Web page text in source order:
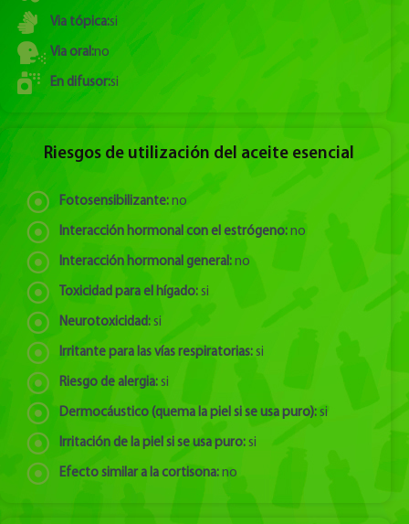
Via tópica:si
Via oral:no
En difusor:si
Riesgos de utilización del aceite esencial
Fotosensibilizante:no
Interacción hormonal con el estrógeno:no
Interacción hormonal general:no
Toxicidad para el hígado:si
Neurotoxicidad:si
Irritante para las vías respiratorias:si
Riesgo de alergia: si
Dermocáustico (quema la piel si se usa puro):si
Irritación de la piel si se usa puro:si
Efecto similar a la cortisona:no